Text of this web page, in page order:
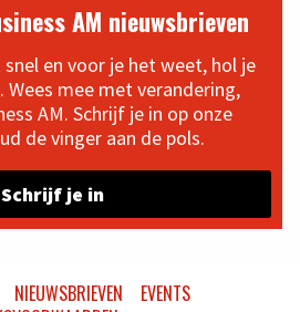
AM nieuwsbrieven
en voor je het weet, hol je
mee met verandering,
AM. Schrijf je in op onze
de vinger aan de pols.
Schrijf je in
NIEUWSBRIEVEN
EVENTS